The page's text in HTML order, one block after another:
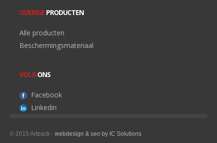
OVERIGE PRODUCTEN
Alle producten
Beschermingsmateriaal
VOLG ONS
Facebook
Linkedin
© 2015 Artpack - webdesign & seo by IC Solutions